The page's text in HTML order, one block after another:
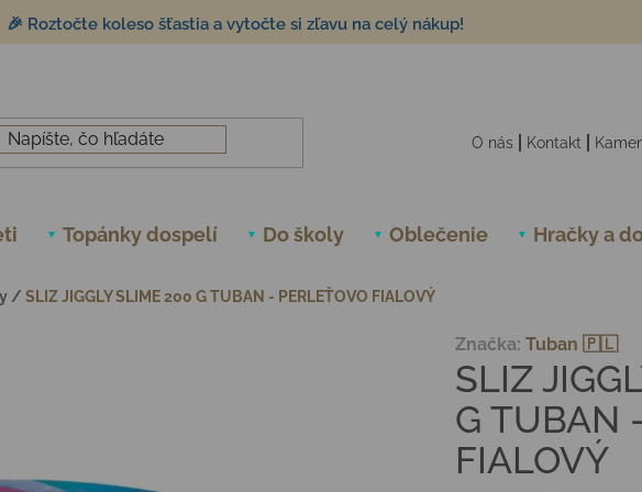
🎉 Roztočte koleso šťastia a vytočte si zľavu na celý nákup!
O nás Kontakt
Topánky dospelí Do školy Oblečenie Hračky a
/ SLIZ JIGGLY SLIME 200 G TUBAN - PERLEŤOVO FIALOVÝ
SLIZ
G TUBAN
FIALOVÝ
Značka: Tuban 🇵🇱